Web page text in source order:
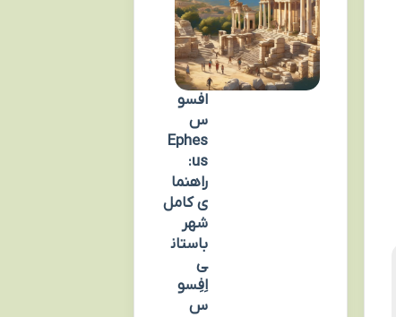
افسو
س
Ephes
us:
راهنما
ی کامل
شهر
باستان
ی
اِفِسو
س